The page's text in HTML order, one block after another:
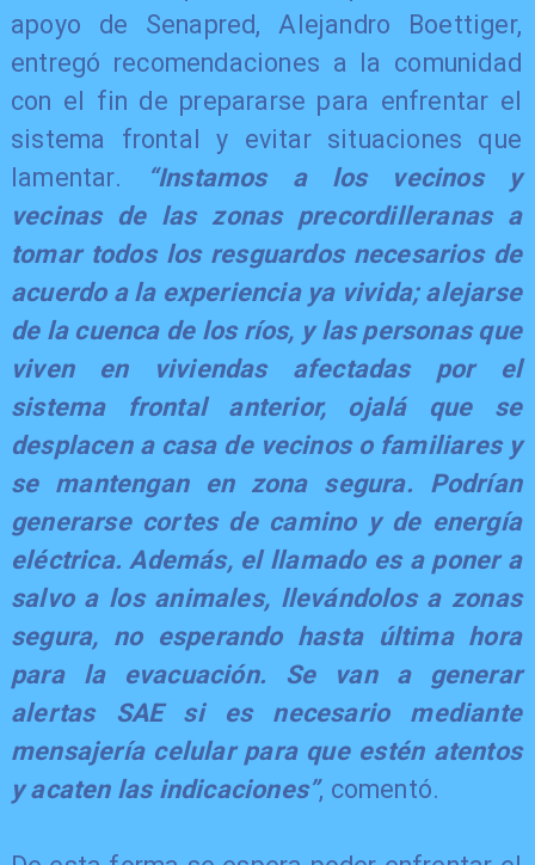
apoyo de Senapred, Alejandro Boettiger,
entregó recomendaciones a la comunidad
con el fin de prepararse para enfrentar el
sistema frontal y evitar situaciones que
lamentar. “Instamos a los vecinos y
vecinas de las zonas precordilleranas a
tomar todos los resguardos necesarios de
acuerdo a la experiencia ya vivida; alejarse
de la cuenca de los ríos, y las personas que
viven en viviendas afectadas por el
sistema frontal anterior, ojalá que se
desplacen a casa de vecinos o familiares y
se mantengan en zona segura. Podrían
generarse cortes de camino y de energía
eléctrica. Además, el llamado es a poner a
salvo a los animales, llevándolos a zonas
segura, no esperando hasta última hora
para la evacuación. Se van a generar
alertas SAE si es necesario mediante
mensajería celular para que estén atentos
y acaten las indicaciones”, comentó.